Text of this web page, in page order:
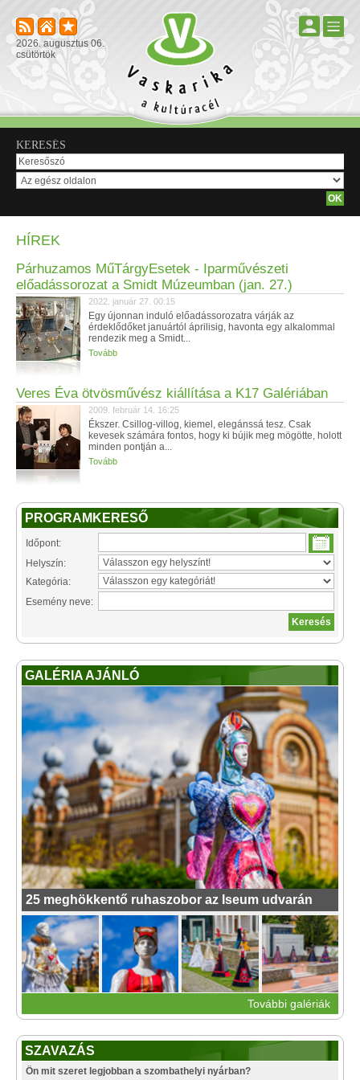
2026. augusztus 06.
csütörtök
KERESÉS
HÍREK
Párhuzamos MűTárgyEsetek - Iparművészeti
előadássorozat a Smidt Múzeumban (jan. 27.)
2022. január 27. 00:15
Egy újonnan induló előadássorozatra várják az
érdeklődőket januártól áprilisig, havonta egy alkalommal
rendezik meg a Smidt...
Tovább
Veres Éva ötvösművész kiállítása a K17 Galériában
2009. február 14. 16:25
Ékszer. Csillog-villog, kiemel, elegánssá tesz. Csak
kevesek számára fontos, hogy ki bújik meg mögötte, holott
minden pontján a...
Tovább
PROGRAMKERESŐ
Időpont:
Helyszín:
Kategória:
Esemény neve:
GALÉRIA AJÁNLÓ
25 meghökkentő ruhaszobor az Iseum udvarán
További galériák
SZAVAZÁS
Ön mit szeret legjobban a szombathelyi nyárban?